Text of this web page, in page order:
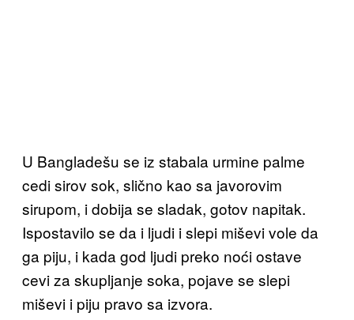
U Bangladešu se iz stabala urmine palme
cedi sirov sok, slično kao sa javorovim
sirupom, i dobija se sladak, gotov napitak.
Ispostavilo se da i ljudi i slepi miševi vole da
ga piju, i kada god ljudi preko noći ostave
cevi za skupljanje soka, pojave se slepi
miševi i piju pravo sa izvora.